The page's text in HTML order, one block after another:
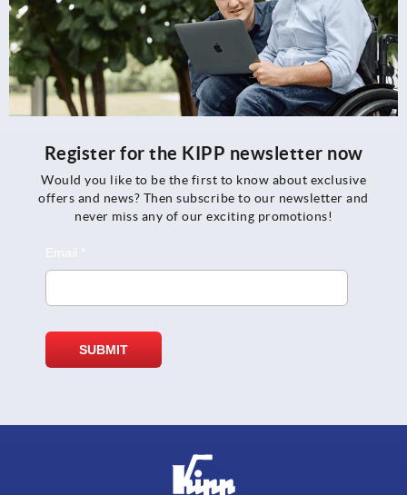
Register for the KIPP newsletter now
Would you like to be the first to know about exclusive
offers and news? Then subscribe to our newsletter and
never miss any of our exciting promotions!